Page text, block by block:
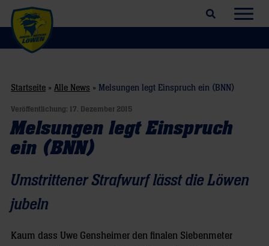
Suchfeld öffnen
Startseite » Alle News » Melsungen legt Einspruch ein (BNN)
Veröffentlichung: 17. Dezember 2015
Melsungen legt Einspruch
ein (BNN)
Umstrittener Strafwurf lässt die Löwen
jubeln
Kaum dass Uwe Gensheimer den finalen Siebenmeter